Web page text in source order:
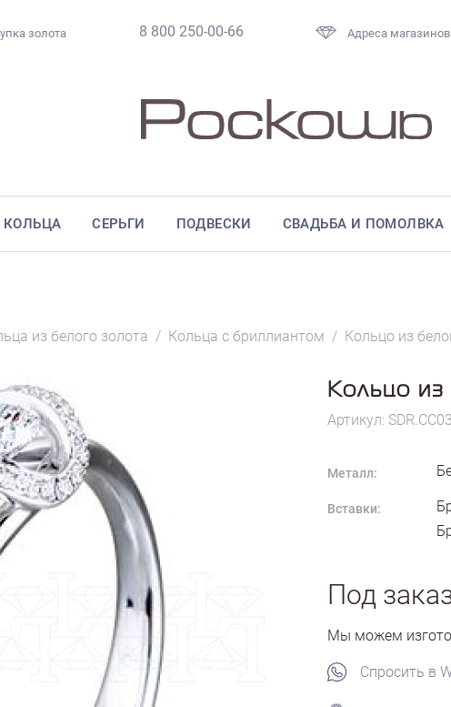
золота 8 800 250-00-66 Адреса магазинов
КОЛЬЦА СЕРЬГИ ПОДВЕСКИ СВАДЬБА И ПОМОЛВКА
из белого золота / Кольца с бриллиантом / Кольцо из
Кольцо из
Артикул:
Металл:
Вставки:
Под
Мы можем
Спросить в